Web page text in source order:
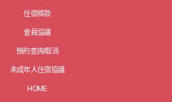
住宿條款
會員協議
預約查詢/取消
未成年人住宿協議
HOME